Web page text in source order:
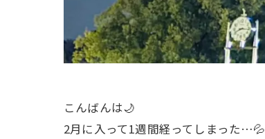
こんばんは🌙
2月に入って1週間経ってしまった…💦